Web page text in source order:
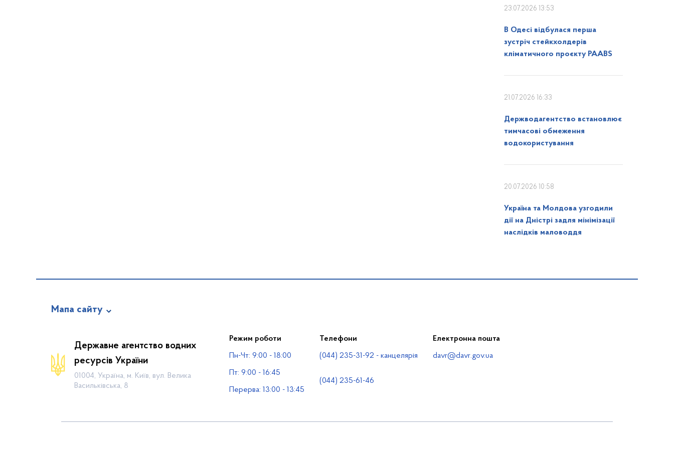
23.07.2026 13:53
В Одесі відбулася перша
зустріч стейкхолдерів
кліматичного проєкту PAABS
21.07.2026 16:33
Держводагентство встановлює
тимчасові обмеження
водокористування
20.07.2026 10:58
Україна та Молдова узгодили
дії на Дністрі задля мінімізації
наслідків маловоддя
Мапа сайту
Діяльність
Громадянам
Прес-центр
Водогосподарські організації
Державне агентство водних
ресурсів України
01004, Україна, м. Київ, вул. Велика
Васильківська, 8
Режим роботи
Пн-Чт: 9:00 - 18:00
Пт: 9:00 - 16:45
Перерва: 13:00 - 13:45
Телефони
(044) 235-31-92 - канцелярія
(044) 235-61-46
Електронна пошта
davr@davr.gov.ua